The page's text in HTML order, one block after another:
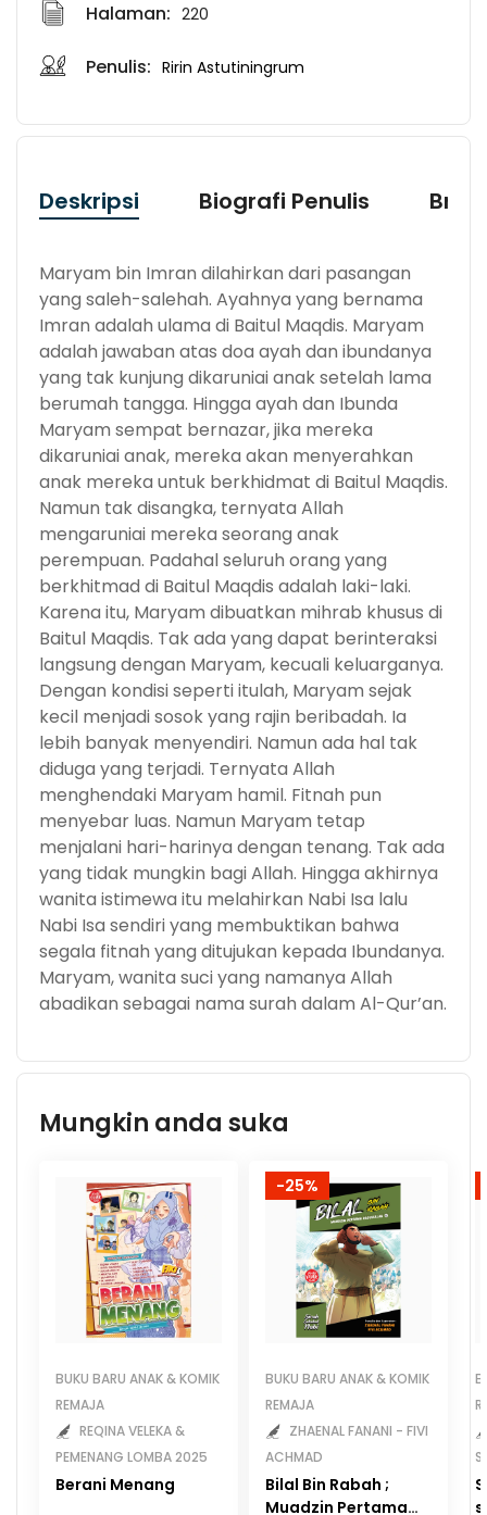
Halaman: 220
Penulis: Ririn Astutiningrum
Deskripsi Biografi Penulis
Maryam bin Imran dilahirkan dari pasangan
yang saleh-salehah. Ayahnya yang bernama
Imran adalah ulama di Baitul Maqdis. Maryam
adalah jawaban atas doa ayah dan ibundanya
yang tak kunjung dikaruniai anak setelah lama
berumah tangga. Hingga ayah dan Ibunda
Maryam sempat bernazar, jika mereka
dikaruniai anak, mereka akan menyerahkan
anak mereka untuk berkhidmat di Baitul Maqdis.
Namun tak disangka, ternyata Allah
mengaruniai mereka seorang anak
perempuan. Padahal seluruh orang yang
berkhitmad di Baitul Maqdis adalah laki-laki.
Karena itu, Maryam dibuatkan mihrab khusus di
Baitul Maqdis. Tak ada yang dapat berinteraksi
langsung dengan Maryam, kecuali keluarganya.
Dengan kondisi seperti itulah, Maryam sejak
kecil menjadi sosok yang rajin beribadah. Ia
lebih banyak menyendiri. Namun ada hal tak
diduga yang terjadi. Ternyata Allah
menghendaki Maryam hamil. Fitnah pun
menyebar luas. Namun Maryam tetap
menjalani hari-harinya dengan tenang. Tak ada
yang tidak mungkin bagi Allah. Hingga akhirnya
wanita istimewa itu melahirkan Nabi Isa lalu
Nabi Isa sendiri yang membuktikan bahwa
segala fitnah yang ditujukan kepada Ibundanya.
Maryam, wanita suci yang namanya Allah
abadikan sebagai nama surah dalam Al-Qur’an.
Mungkin anda suka
BUKU BARU ANAK & KOMIK
REMAJA
REQINA VELEKA &
PEMENANG LOMBA 2025
Berani Menang
-25%
BUKU BARU ANAK & KOMIK
REMAJA
ZHAENAL FANANI - FIVI
ACHMAD
Bilal Bin Rabah ;
Muadzin Pertama